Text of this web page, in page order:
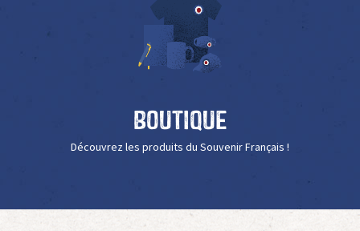
Boutique
Découvrez les produits du Souvenir Français !